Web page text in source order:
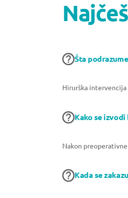
Šta
Hirurška intervencija
Kako se
Nakon
Kada se